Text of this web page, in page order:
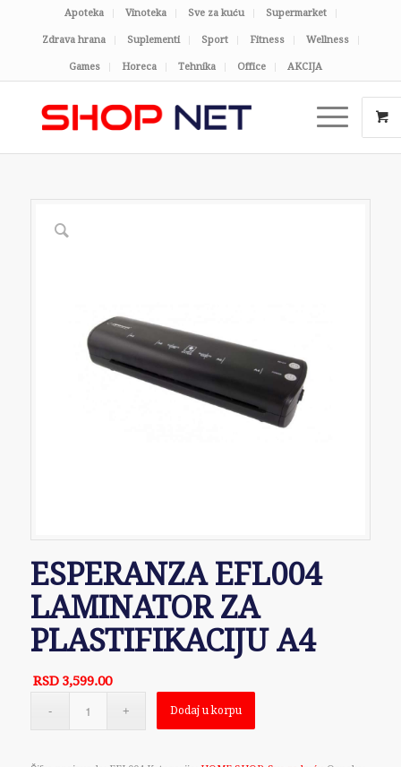
Apoteka Vinoteka Sve za kuću Supermarket
Zdrava hrana Suplementi Sport Fitness Wellness
Games Horeca Tehnika Office AKCIJA
ESPERANZA EFL004
LAMINATOR ZA
PLASTIFIKACIJU A4
RSD 3,599.00
Dodaj u korpu